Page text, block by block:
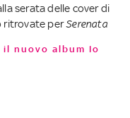
serata delle cover di
ritrovate perSerenata